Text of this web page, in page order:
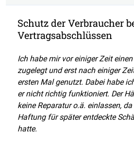
Schutz der Verbraucher
Vertragsabschlüssen
Ich habe mir vor einiger Zeit
zugelegt und erst nach einiger
ersten Mal genutzt. Dabei habe
er nicht richtig funktioniert. Der
keine Reparatur o.ä. einlassen,
Haftung für später entdeckte
hatte.